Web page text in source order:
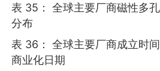
表 35： 全球主要厂商磁性多
分布
表 36： 全球主要厂商成立时
商业化日期